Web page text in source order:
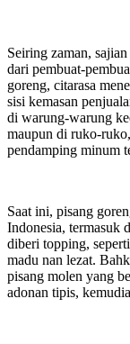
Seiring zaman,
dari pembuat-
goreng, citarasa
sisi kemasan
di warung-warung
maupun di ruko-
pendamping minum
Saat ini, pisang
Indonesia, termasuk
diberi topping,
madu nan lezat.
pisang molen yang
adonan tipis,